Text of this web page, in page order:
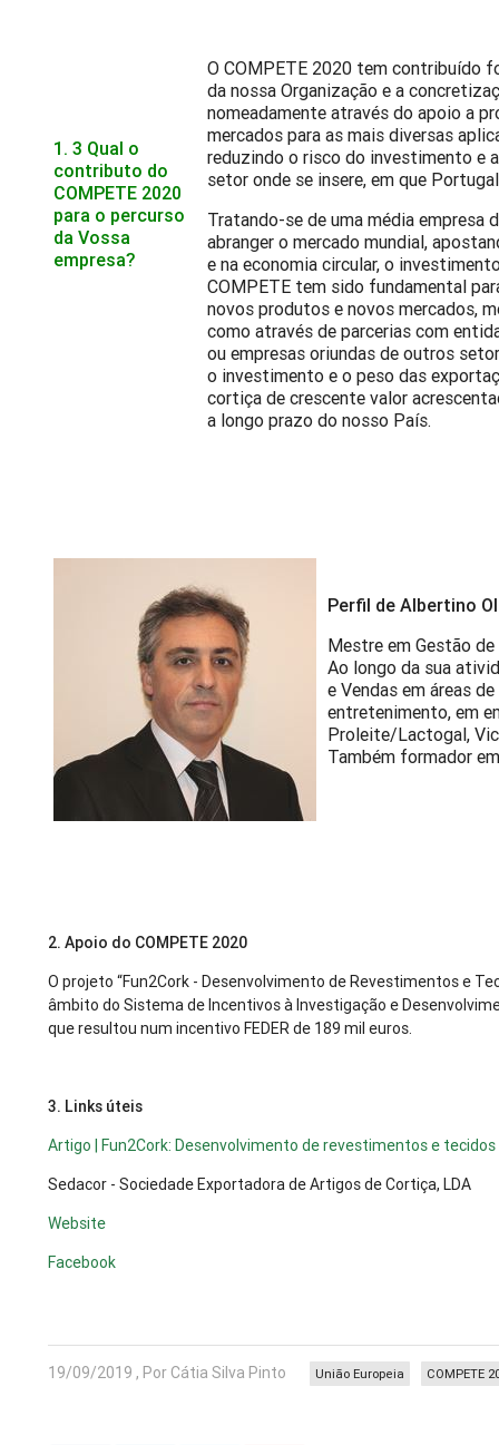
1. 3 Qual o
contributo do
COMPETE 2020
para o percurso
da Vossa
empresa?
O COMPETE 2020 tem contribuído
da nossa Organização e a
nomeadamente através do apoio a
mercados para as mais diversas
reduzindo o risco do investimento e
setor onde se insere, em que
Tratando-se de uma média empresa
abranger o mercado mundial,
e na economia circular, o
COMPETE tem sido fundamental
novos produtos e novos mercados,
como através de parcerias com
ou empresas oriundas de outros
o investimento e o peso das
cortiça de crescente valor
a longo prazo do nosso País.
Perfil de Albertino
Mestre em Gestão
Ao longo da sua
e Vendas em áreas
entretenimento, em
Proleite/Lactogal,
Também formador
2. Apoio do COMPETE 2020
O projeto “Fun2Cork - Desenvolvimento de Revestimentos e
âmbito do Sistema de Incentivos à Investigação e
que resultou num incentivo FEDER de 189 mil euros.
3. Links úteis
Artigo | Fun2Cork: Desenvolvimento de revestimentos e
Sedacor - Sociedade Exportadora de Artigos de Cortiça, LDA
Website
Facebook
19/09/2019 , Por Cátia Silva Pinto COMPETE
União Europeia